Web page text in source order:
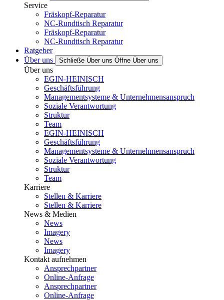
Service
Fräskopf-Reparatur
NC-Rundtisch Reparatur
Fräskopf-Reparatur
NC-Rundtisch Reparatur
Ratgeber
Über uns
Schließe Über uns Öffne Über uns
Über uns
EGIN-HEINISCH
Geschäftsführung
Managementsysteme & Unternehmensanspruch
Soziale Verantwortung
Struktur
Team
EGIN-HEINISCH
Geschäftsführung
Managementsysteme & Unternehmensanspruch
Soziale Verantwortung
Struktur
Team
Karriere
Stellen & Karriere
Stellen & Karriere
News & Medien
News
Imagery
News
Imagery
Kontakt aufnehmen
Ansprechpartner
Online-Anfrage
Ansprechpartner
Online-Anfrage